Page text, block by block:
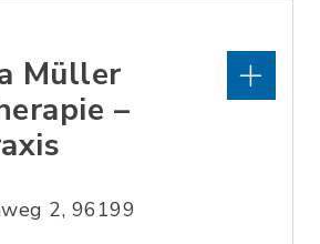
Müller
–
2, 96199